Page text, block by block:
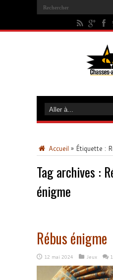
Accueil » Étiquette :
Tag archives :
énigme
Rébus énigme
12 mai 2024 Jeux